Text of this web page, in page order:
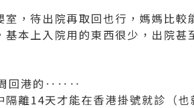
室，待出院再取回也行，媽媽比較
本上入院用的東西很少，出院甚
回港的‥‥‥
離14天才能在香港掛號就診（也